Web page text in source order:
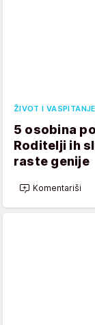
ŽIVOT I VASPITANJE
5 osobina
Roditelji ih
raste genije
Komentariši